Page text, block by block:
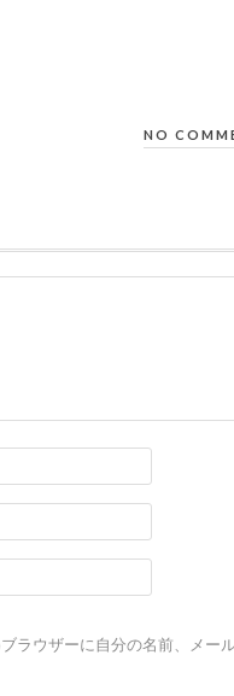
NO
ラウザーに自分の名前、メー